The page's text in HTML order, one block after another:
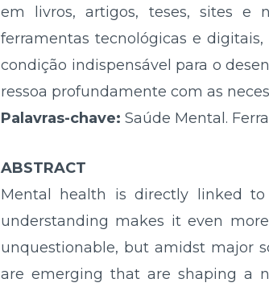
em livros, artigos, teses, sites e
ferramentas tecnológicas e
condição indispensável para o
ressoa profundamente com as
Palavras-chave: Saúde Mental.
ABSTRACT
Mental health is directly linked
understanding makes it even
unquestionable, but amidst major
are emerging that are shaping a